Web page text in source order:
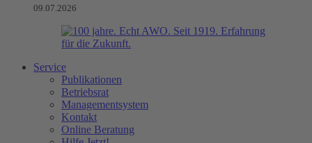
09.07.2026
Service
Publikationen
Betriebsrat
Managementsystem
Kontakt
Online Beratung